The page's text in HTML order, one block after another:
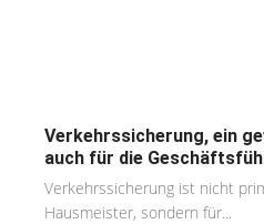
Verkehrssicherung, ein
auch für die
Verkehrssicherung ist nicht
Hausmeister, sondern für...